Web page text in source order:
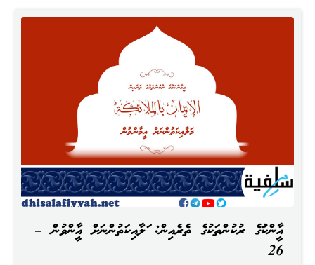
އީމާންކަމުގެ ރުކުންތަކުގެ ތެރެއިން: މަލާއިކަތުންނަށް އީމާންވުން –
26